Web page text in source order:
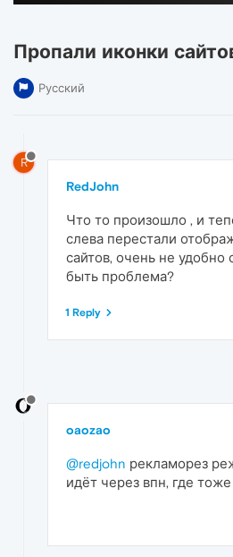
Пропали иконки
Русский
R
RedJohn
Что то произошло , и
слева перестали
сайтов, очень не
быть проблема?
1 Reply
oaozao
@redjohn рекламорез
идёт через впн, где